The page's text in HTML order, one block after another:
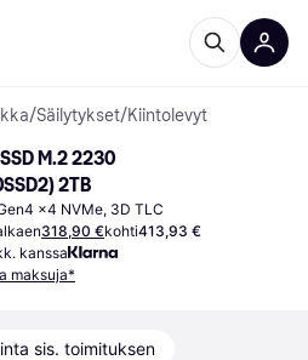
/Säilytykset/Kiintolevyt
M.2 2230
2TB
x4 NVMe, 3D TLC
318,90 €kohti413,93 €
kanssa
maksuja*
sis. toimituksen